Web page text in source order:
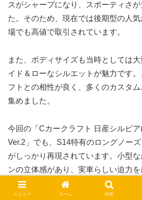
スがシャープになり、スポーティさ
た。そのため、現在では後期型の人
場でも高値で取引されています。
また、ボディサイズも当時としては
イド＆ローなシルエットが魅力です
フトとの相性が良く、多くのカスタ
集めました。
今回の「Cカークラフト 日産シルビ
Ver.2」でも、S14特有のロングノー
がしっかり再現されています。小型
ンの立体感があり、実車らしい迫力
です。
メニュー ホーム 検索